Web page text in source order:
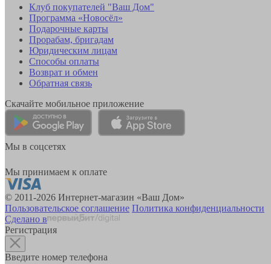
Клуб покупателей "Ваш Дом"
Программа «Новосёл»
Подарочные карты
Прорабам, бригадам
Юридическим лицам
Способы оплаты
Возврат и обмен
Обратная связь
Скачайте мобильное приложение
Мы в соцсетях
Мы принимаем к оплате
© 2011-2026 Интернет-магазин «Ваш Дом»
Пользовательское соглашение Политика конфиденциальности
Сделано в
Регистрация
Введите номер телефона